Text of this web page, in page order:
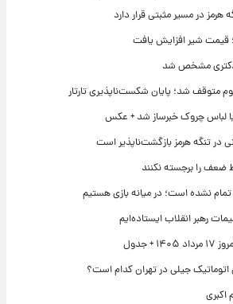
هرمز در مسیر مثبتی قرار دارد
قیمت شیر افزایش یافت
دکتری مشخص شد
متوقف شد؛ پایان شکست‌ناپذیری تارتار
لباس چروک خبرساز شد + عکس
در تنگه هرمز بازگشت‌ناپذیر است
ضعف را برجسته نکنند
نشده است؛ در میانه بازی هستیم
رهبر انقلاب ایستاده‌ایم
جدول
اتوماتیک جیلی در تهران کدام است؟
اکبری